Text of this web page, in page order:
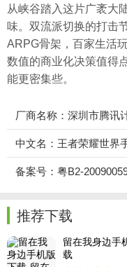
从峡谷踏入这片广袤大
味。双流派切换的打击
ARPG骨架，百家生活
数值的商业化决策值得
能更密集些。
厂商名称：深圳市腾讯
中文名：王者荣耀世界
备案号：粤B2-
推荐下载
留在我身边手
载